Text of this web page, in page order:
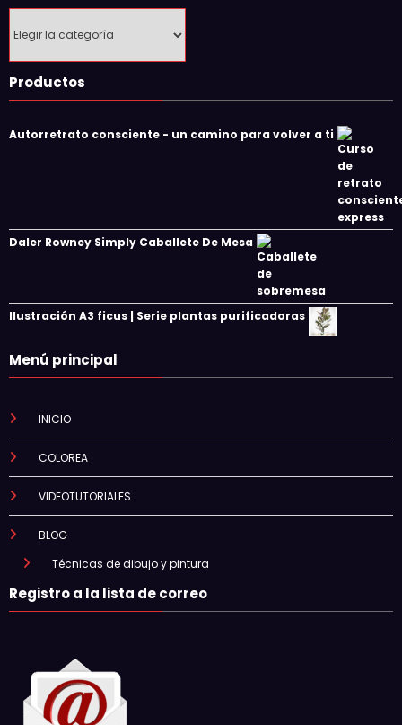
Productos
Autorretrato consciente - un camino para volver a ti
Daler Rowney Simply Caballete De Mesa
Ilustración A3 ficus | Serie plantas purificadoras
Menú principal
INICIO
COLOREA
VIDEOTUTORIALES
BLOG
Técnicas de dibujo y pintura
Registro a la lista de correo